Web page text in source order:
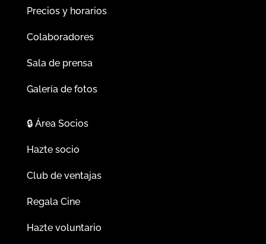
Precios y horarios
Colaboradores
Sala de prensa
Galería de fotos
🔒Área Socios
Hazte socio
Club de ventajas
Regala Cine
Hazte voluntario